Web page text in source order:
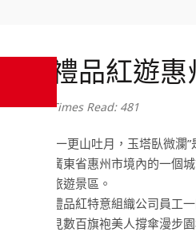
禮品紅遊
Times Read: 481
“一更山吐月，玉塔臥微
廣東省惠州市境內的一個
旅遊景區。
禮品紅特意組織公司員工
見數百旗袍美人撐傘漫步